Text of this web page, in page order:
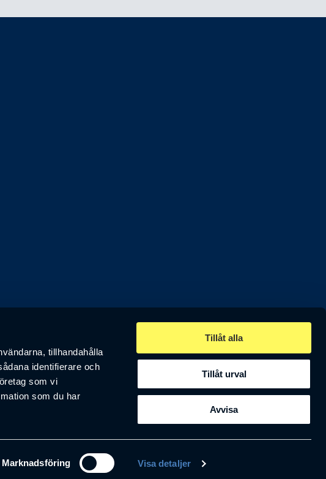
tillhandahålla
identifierare och
som vi
som du har
Marknadsföring Visa detaljer
Tillåt alla
Tillåt urval
Avvisa
i Boråsregionen.